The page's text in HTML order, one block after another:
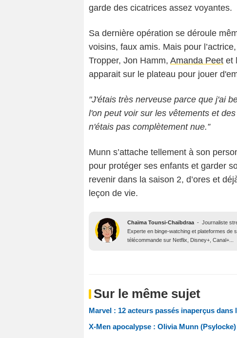
garde des cicatrices assez voyantes.
Sa dernière opération se déroule
voisins, faux amis. Mais pour
Tropper, Jon Hamm, Amanda Peet et
apparait sur le plateau pour jouer
"J'étais très nerveuse parce que j'ai
l'on peut voir sur les vêtements et
n'étais pas complètement nue.”
Munn s’attache tellement à son
pour protéger ses enfants et garder
revenir dans la saison 2, d’ores et
leçon de vie.
Chaïma Tounsi-Chaïbdraa - Journaliste
Experte en binge-watching et plateformes de
télécommande sur Netflix, Disney+, Canal+...
Sur le même sujet
Marvel : 12 acteurs passés inaperçus dans
X-Men apocalypse : Olivia Munn